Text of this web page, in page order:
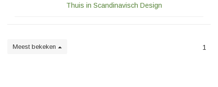
Thuis in Scandinavisch Design
Meest bekeken 1